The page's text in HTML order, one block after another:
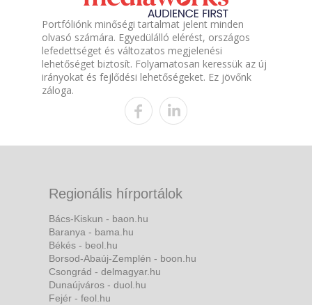
Portfóliónk minőségi tartalmat jelent minden
olvasó számára. Egyedülálló elérést, országos
lefedettséget és változatos megjelenési
lehetőséget biztosít. Folyamatosan keressük az új
irányokat és fejlődési lehetőségeket. Ez jövőnk
záloga.
Regionális hírportálok
Bács-Kiskun - baon.hu
Baranya - bama.hu
Békés - beol.hu
Borsod-Abaúj-Zemplén - boon.hu
Csongrád - delmagyar.hu
Dunaújváros - duol.hu
Fejér - feol.hu